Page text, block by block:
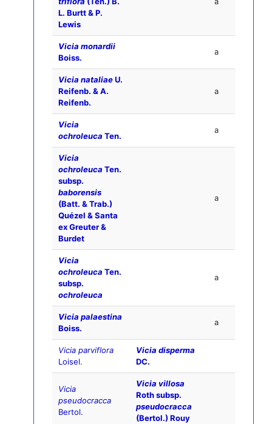
L. Burtt & P.
Lewis
Vicia monardii
Boiss.
a
Vicia nataliaeU.
Reifenb. & A.
Reifenb.
a
Vicia
ochroleuca Ten.
a
Vicia
ochroleuca Ten.
subsp.
baborensis
(Batt. & Trab.)
Quézel & Santa
ex Greuter &
Burdet
a
Vicia
ochroleuca Ten.
subsp.
ochroleuca
a
Vicia palaestina
Boiss.
a
Vicia parviflora
Loisel.
Vicia disperma
DC.
Vicia
pseudocracca
Bertol.
Vicia villosa
Roth subsp.
pseudocracca
(Bertol.) Rouy